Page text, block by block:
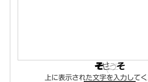
上に表示された文字を入力してく